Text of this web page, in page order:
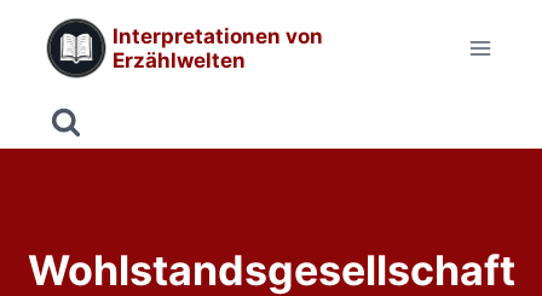
Inhalt
springen
Interpretationen von
Erzählwelten
Wohlstandsgesellschaft